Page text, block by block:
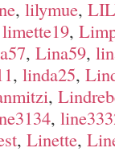
, lilymue,
limette19,
, Lina59,
, linda25,
,
,
, Linette,